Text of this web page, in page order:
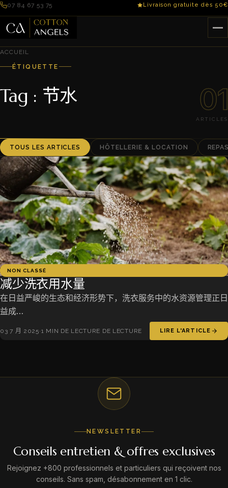
07 84 67 53 75 Livraison gratuite dès 50€
ACCUEIL
ÉTIQUETTE
Tag : 节水 01
ARTICLES
TOUS LES ARTICLES HÔTELLERIE & LOCATION
NON CLASSÉ
减少洗衣用水量
在日益严峻的生态和经济形势下，洗衣服务中的水资源管理正日
益成…
03 7 月 2025·1 MIN DE LECTURE DE LECTURE LIRE L'ARTICLE
NEWSLETTER
Conseils entretien & offres exclusives
Rejoignez +800 professionnels et particuliers qui reçoivent nos
conseils. Sans spam, désabonnement en 1 clic.